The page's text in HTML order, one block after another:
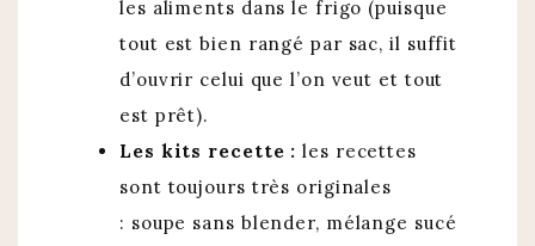
les aliments dans le frigo (puisque
tout est bien rangé par sac, il suffit
d’ouvrir celui que l’on veut et tout
est prêt).
Les kits recette : les recettes
sont toujours très originales
: soupe sans blender, mélange sucé